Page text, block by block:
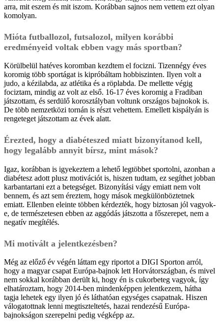
arra, mit eszem és mit iszom. Korábban sajnos nem vettem ezt olyan
komolyan.
Mióta futballozol, futsalozol, milyen korábbi
eredményeid voltak ebben vagy más sportban?
Körülbelül hatéves koromban kezdtem el focizni. Tizennégy éves
koromig több sportágat is kipróbáltam hobbiszinten. Ilyen volt a
judo, a kézilabda, az atlétika és a röplabda. De mellette végig
fociztam, mindig az volt az első. 16-17 éves koromig a Fradiban
játszottam, és serdülő korosztályban voltunk országos bajnokok is.
De több nemzetközi tornán is részt vehettem. Emellett kispályán is
rengeteget játszottam az évek alatt.
Érezted, hogy a diabéteszed miatt bizonyítanod kell,
hogy legalább annyit bírsz, mint mások?
Igaz, korábban is igyekeztem a lehető legtöbbet sportolni, azonban a
diabétesz adott plusz motivációt is, hiszen tudtam, ez segíthet jobban
karbantartani ezt a betegséget. Bizonyítási vágy emiatt nem volt
bennem, és azt sem éreztem, hogy mások megkülönböztetnek
emiatt. Ellenben eleinte többen kérdezték, hogy biztosan jól vagyok-
e, de természetesen ebben az aggódás játszotta a főszerepet, nem a
negatív megítélés.
Mi motivált a jelentkezésben?
Még az előző év végén láttam egy riportot a DIGI Sporton arról,
hogy a magyar csapat Európa-bajnok lett Horvátországban, és mivel
nem sokkal korábban derült ki, hogy én is cukorbeteg vagyok, így
elhatároztam, hogy 2014-ben mindenképpen jelentkezem, hátha
tagja lehetek egy ilyen jó és láthatóan egységes csapatnak. Hiszen
válogatottnak lenni megtiszteltetés, hazai rendezésű Európa-
bajnokságon szerepelni pedig végképp az.